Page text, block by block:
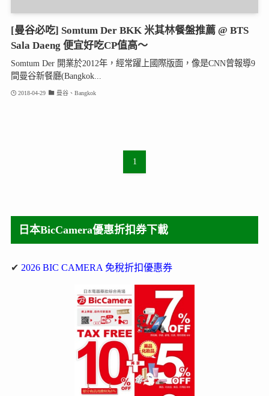
[曼谷必吃] Somtum Der BKK 米其林餐盤推薦 @ BTS
Sala Daeng 便宜好吃CP值高～
Somtum Der 開業於2012年，經常躍上國際版面，像是CNN曾報導9
間曼谷新餐廳(Bangkok...
2018-04-29 曼谷、Bangkok
1
日本BicCamera優惠折扣券下載
✔ 2026 BIC CAMERA 免稅折扣優惠券